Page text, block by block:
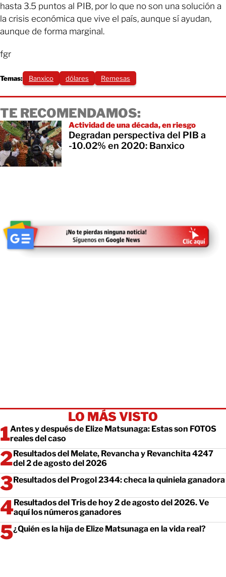
hasta 3.5 puntos al PIB, por lo que no son una solución a
la crisis económica que vive el país, aunque sí ayudan,
aunque de forma marginal.
fgr
Temas: Banxico dólares Remesas
TE RECOMENDAMOS:
Actividad de una década, en riesgo
Degradan perspectiva del PIB a
-10.02% en 2020: Banxico
LO MÁS VISTO
Antes y después de Elize Matsunaga: Estas son FOTOS
reales del caso
Resultados del Melate, Revancha y Revanchita 4247
del 2 de agosto del 2026
Resultados del Progol 2344: checa la quiniela ganadora
Resultados del Tris de hoy 2 de agosto del 2026. Ve
aquí los números ganadores
¿Quién es la hija de Elize Matsunaga en la vida real?